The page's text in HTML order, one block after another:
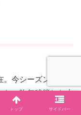
今シーズン特に後
た。昨年移籍した大
トップ サイドバー